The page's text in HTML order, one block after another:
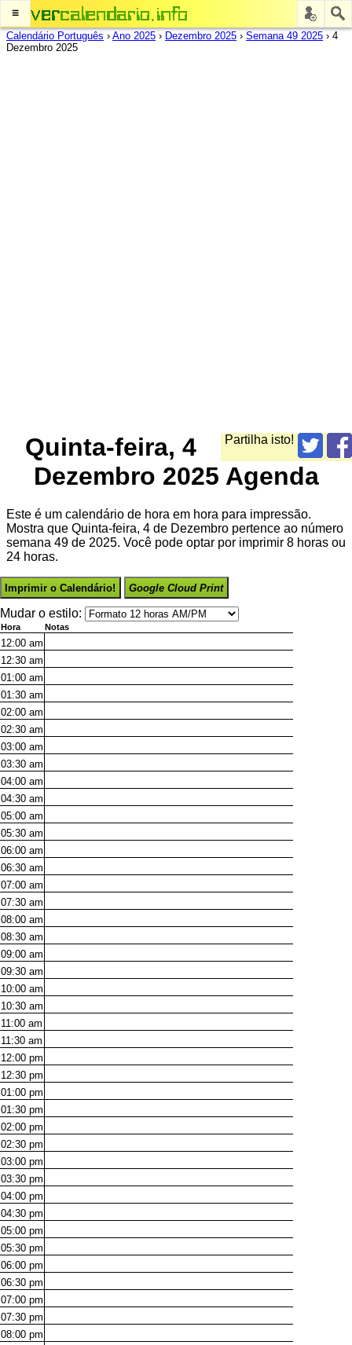
≡
Calendário Português › Ano 2025 › Dezembro 2025 › Semana 49 2025 › 4
Dezembro 2025
Partilha isto!
Quinta-feira, 4
Dezembro 2025 Agenda
Este é um calendário de hora em hora para impressão.
Mostra que Quinta-feira, 4 de Dezembro pertence ao número
semana 49 de 2025. Você pode optar por imprimir 8 horas ou
24 horas.
Imprimir o Calendário! Google Cloud Print
Mudar o estilo:
Hora Notas
12:00 am
12:30 am
01:00 am
01:30 am
02:00 am
02:30 am
03:00 am
03:30 am
04:00 am
04:30 am
05:00 am
05:30 am
06:00 am
06:30 am
07:00 am
07:30 am
08:00 am
08:30 am
09:00 am
09:30 am
10:00 am
10:30 am
11:00 am
11:30 am
12:00 pm
12:30 pm
01:00 pm
01:30 pm
02:00 pm
02:30 pm
03:00 pm
03:30 pm
04:00 pm
04:30 pm
05:00 pm
05:30 pm
06:00 pm
06:30 pm
07:00 pm
07:30 pm
08:00 pm